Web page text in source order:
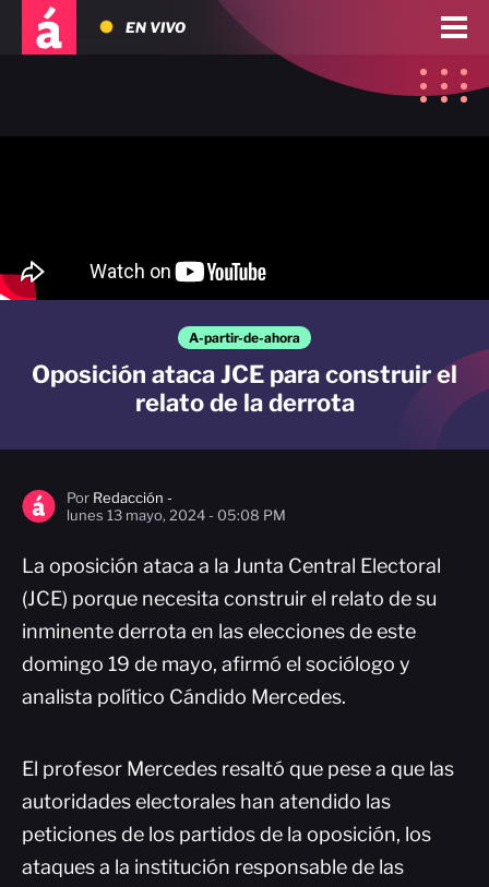
EN VIVO
A-partir-de-ahora
Oposición ataca JCE para construir el
relato de la derrota
Por Redacción -
lunes 13 mayo, 2024 - 05:08 PM
La oposición ataca a la Junta Central Electoral
(JCE) porque necesita construir el relato de su
inminente derrota en las elecciones de este
domingo 19 de mayo, afirmó el sociólogo y
analista político Cándido Mercedes.
El profesor Mercedes resaltó que pese a que las
autoridades electorales han atendido las
peticiones de los partidos de la oposición, los
ataques a la institución responsable de las